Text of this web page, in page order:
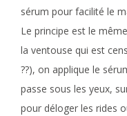
sérum pour facilité le
Le principe est le
la ventouse qui est
??), on applique le
passe sous les yeux,
pour déloger les rides